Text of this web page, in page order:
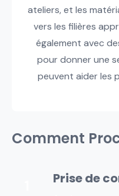
ateliers, et les
vers les filières
également avec
pour donner une
peuvent aider les
Comment
Prise de